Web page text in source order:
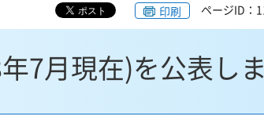
印刷 ページID：
7月現在)を公表し